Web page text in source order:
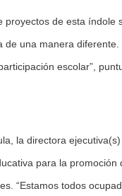
proyectos de esta
de una manera
escolar”,
la directora
para la
“Estamos todos